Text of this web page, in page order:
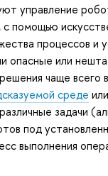
управление
помощью
процессов и
опасные или
чаще всего
среде
задачи
под
выполнения